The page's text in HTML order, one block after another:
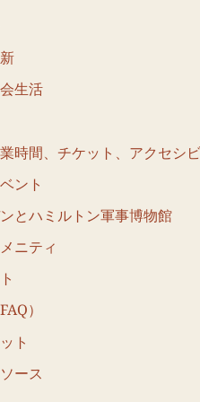
生活
時間、チケット、アクセシ
ント
とハミルトン軍事博物館
ニティ
）
ト
ース